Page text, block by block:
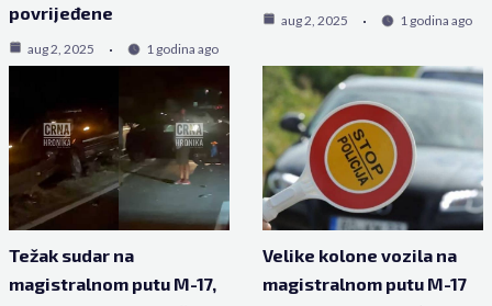
povrijeđene
aug 2, 2025 1 godina ago
aug 2, 2025 1 godina ago
Težak sudar na
magistralnom putu M-17,
Velike kolone vozila na
magistralnom putu M-17